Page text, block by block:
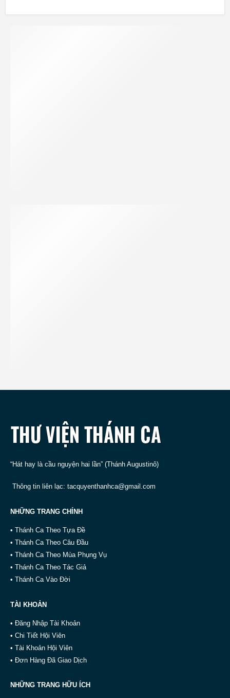
“Hát hay là cầu nguyện hai lần” (Thánh Augustinô)
Thông tin liên lạc: tacquyenthanhca@gmail.com
NHỮNG TRANG CHÍNH
• Thánh Ca Theo Tựa Đề
• Thánh Ca Theo Câu Đầu
• Thánh Ca Theo Mùa Phụng Vụ
• Thánh Ca Theo Tác Giả
• Thánh Ca Vào Đời
TÀI KHOẢN
• Đăng Nhập Tài Khoản
• Chi Tiết Hội Viên
• Tài Khoản Hội Viên
• Đơn Hàng Đã Giao Dịch
NHỮNG TRANG HỮU ÍCH